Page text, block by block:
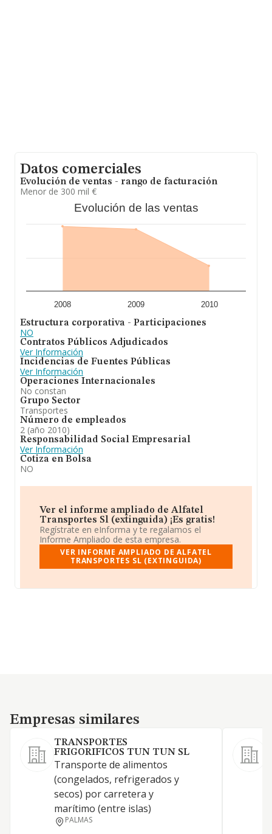
Datos comerciales
Evolución de ventas - rango de facturación
Menor de 300 mil €
Evolución de las ventas
2008 2009 2010
Estructura corporativa - Participaciones
NO
Contratos Públicos Adjudicados
Ver Información
Incidencias de Fuentes Públicas
Ver Información
Operaciones Internacionales
No constan
Grupo Sector
Transportes
Número de empleados
2 (año 2010)
Responsabilidad Social Empresarial
Ver Información
Cotiza en Bolsa
NO
Ver el informe ampliado de Alfatel
Transportes Sl (extinguida) ¡Es gratis!
Regístrate en eInforma y te regalamos el
Informe Ampliado de esta empresa.
VER INFORME AMPLIADO DE ALFATEL
TRANSPORTES SL (EXTINGUIDA)
Empresas similares
Empresas similares
TRANSPORTES
FRIGORIFICOS TUN TUN SL
Transporte de alimentos
(congelados, refrigerados y
secos) por carretera y
marítimo (entre islas)
PALMAS